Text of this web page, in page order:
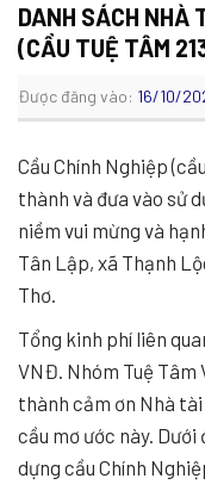
DANH SÁCH NHÀ
(CẦU TUỆ TÂM
Được đăng vào: 16/10/
Cầu Chính Nghiệp
thành và đưa vào sử
niềm vui mừng và
Tân Lập, xã Thạnh
Thơ.
Tổng kinh phí liên
VNĐ. Nhóm Tuệ
thành cảm ơn Nhà
cầu mơ ước này.
dựng cầu Chính